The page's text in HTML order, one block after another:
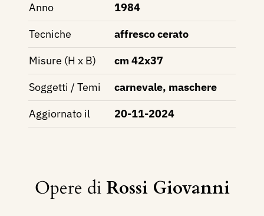
Anno
1984
Tecniche
affresco cerato
Misure (H x B)
cm 42x37
Soggetti / Temi
carnevale, maschere
Aggiornato il
20-11-2024
Opere di Rossi Giovanni